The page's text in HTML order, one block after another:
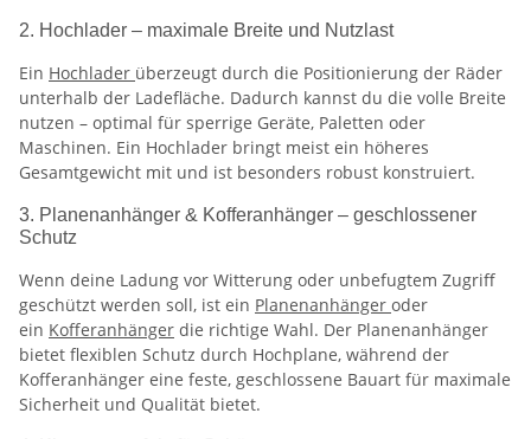
2. Hochlader – maximale Breite und Nutzlast
Ein Hochlader überzeugt durch die Positionierung der Räder
unterhalb der Ladefläche. Dadurch kannst du die volle Breite
nutzen – optimal für sperrige Geräte, Paletten oder
Maschinen. Ein Hochlader bringt meist ein höheres
Gesamtgewicht mit und ist besonders robust konstruiert.
3. Planenanhänger & Kofferanhänger – geschlossener
Schutz
Wenn deine Ladung vor Witterung oder unbefugtem Zugriff
geschützt werden soll, ist ein Planenanhänger oder
ein Kofferanhänger die richtige Wahl. Der Planenanhänger
bietet flexiblen Schutz durch Hochplane, während der
Kofferanhänger eine feste, geschlossene Bauart für maximale
Sicherheit und Qualität bietet.